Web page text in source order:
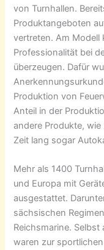
von Turnhallen.
Produktangeboten
vertreten. Am Modell
Professionalität bei
überzeugen. Dafür
Produktion von
Anteil in der
andere Produkte,
Zeit lang sogar
Mehr als 1400
und Europa mit
ausgestattet.
sächsischen
Reichsmarine.
waren zur